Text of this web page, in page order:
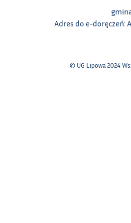
Adres do e-doręczeń:
© UG Lipowa 2024